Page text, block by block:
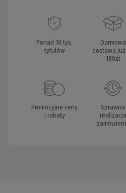
Ponad 10 tys.
tytułów
Darmowa
dostawa już
180zł
Promocyjne ceny
i rabaty
Sprawna
realizacja